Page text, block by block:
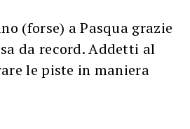
(forse) a Pasqua grazie
da record. Addetti al
le piste in maniera